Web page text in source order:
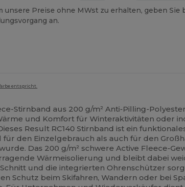
unsere Preise ohne MWst zu erhalten, geben Sie
an.
entspricht.
Stirnband aus 200 g/m² Anti-Pilling-
und Komfort für Winteraktivitäten oder
Result RC140 Stirnband ist ein
für den Einzelgebrauch als auch für den
Das 200 g/m² schwere Active Fleece-
Wärmeisolierung und bleibt dabei
und die integrierten Ohrenschützer
Schutz beim Skifahren, Wandern oder bei